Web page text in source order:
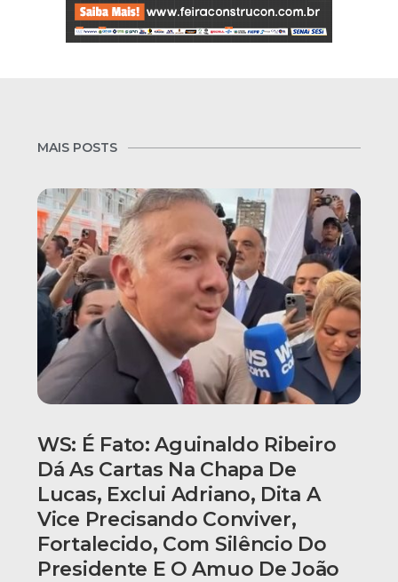
MAIS POSTS
WS: É Fato: Aguinaldo Ribeiro
Dá As Cartas Na Chapa De
Lucas, Exclui Adriano, Dita A
Vice Precisando Conviver,
Fortalecido, Com Silêncio Do
Presidente E O Amuo De João